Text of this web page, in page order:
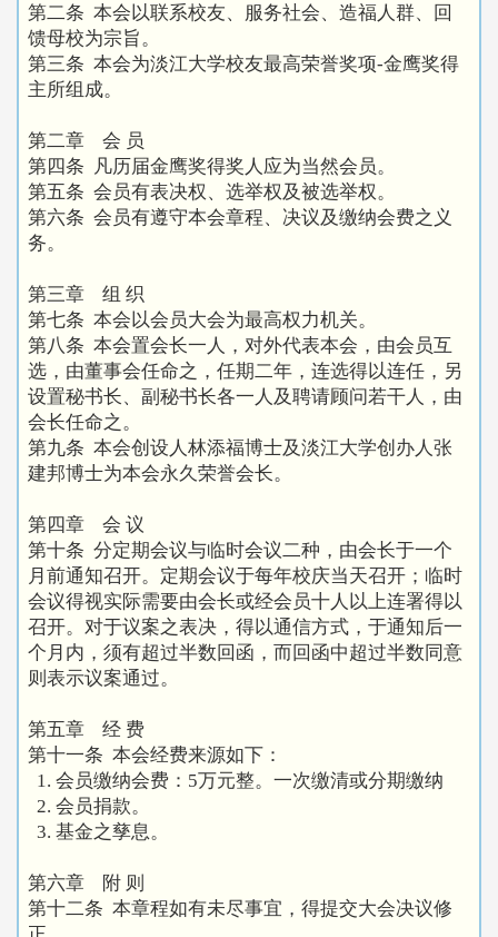
第二条 本会以联系校友、服务社会、造福人群、回
馈母校为宗旨。
第三条 本会为淡江大学校友最高荣誉奖项-金鹰奖得
主所组成。
第二章 会 员
第四条 凡历届金鹰奖得奖人应为当然会员。
第五条 会员有表决权、选举权及被选举权。
第六条 会员有遵守本会章程、决议及缴纳会费之义
务。
第三章 组 织
第七条 本会以会员大会为最高权力机关。
第八条 本会置会长一人，对外代表本会，由会员互
选，由董事会任命之，任期二年，连选得以连任，另
设置秘书长、副秘书长各一人及聘请顾问若干人，由
会长任命之。
第九条 本会创设人林添福博士及淡江大学创办人张
建邦博士为本会永久荣誉会长。
第四章 会 议
第十条 分定期会议与临时会议二种，由会长于一个
月前通知召开。定期会议于每年校庆当天召开；临时
会议得视实际需要由会长或经会员十人以上连署得以
召开。对于议案之表决，得以通信方式，于通知后一
个月内，须有超过半数回函，而回函中超过半数同意
则表示议案通过。
第五章 经 费
第十一条 本会经费来源如下：
1. 会员缴纳会费：5万元整。一次缴清或分期缴纳
2. 会员捐款。
3. 基金之孳息。
第六章 附 则
第十二条 本章程如有未尽事宜，得提交大会决议修